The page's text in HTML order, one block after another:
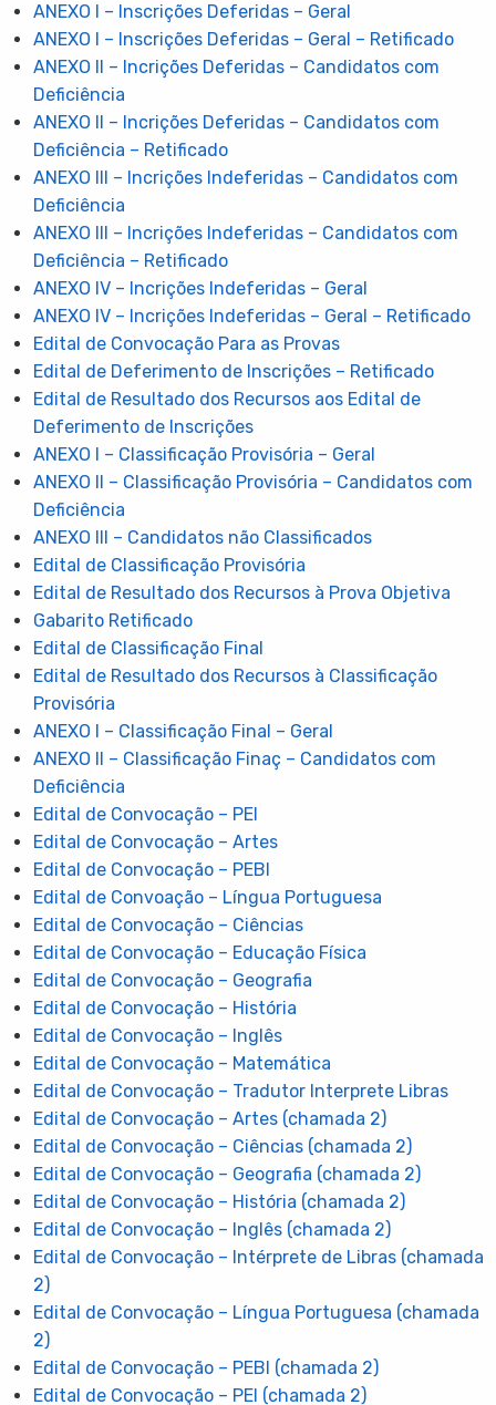
ANEXO I – Inscrições Deferidas – Geral
ANEXO I – Inscrições Deferidas – Geral – Retificado
ANEXO II – Incrições Deferidas – Candidatos com
Deficiência
ANEXO II – Incrições Deferidas – Candidatos com
Deficiência – Retificado
ANEXO III – Incrições Indeferidas – Candidatos com
Deficiência
ANEXO III – Incrições Indeferidas – Candidatos com
Deficiência – Retificado
ANEXO IV – Incrições Indeferidas – Geral
ANEXO IV – Incrições Indeferidas – Geral – Retificado
Edital de Convocação Para as Provas
Edital de Deferimento de Inscrições – Retificado
Edital de Resultado dos Recursos aos Edital de
Deferimento de Inscrições
ANEXO I – Classificação Provisória – Geral
ANEXO II – Classificação Provisória – Candidatos com
Deficiência
ANEXO III – Candidatos não Classificados
Edital de Classificação Provisória
Edital de Resultado dos Recursos à Prova Objetiva
Gabarito Retificado
Edital de Classificação Final
Edital de Resultado dos Recursos à Classificação
Provisória
ANEXO I – Classificação Final – Geral
ANEXO II – Classificação Finaç – Candidatos com
Deficiência
Edital de Convocação – PEI
Edital de Convocação – Artes
Edital de Convocação – PEBI
Edital de Convoação – Língua Portuguesa
Edital de Convocação – Ciências
Edital de Convocação – Educação Física
Edital de Convocação – Geografia
Edital de Convocação – História
Edital de Convocação – Inglês
Edital de Convocação – Matemática
Edital de Convocação – Tradutor Interprete Libras
Edital de Convocação – Artes (chamada 2)
Edital de Convocação – Ciências (chamada 2)
Edital de Convocação – Geografia (chamada 2)
Edital de Convocação – História (chamada 2)
Edital de Convocação – Inglês (chamada 2)
Edital de Convocação – Intérprete de Libras (chamada
2)
Edital de Convocação – Língua Portuguesa (chamada
2)
Edital de Convocação – PEBI (chamada 2)
Edital de Convocação – PEI (chamada 2)